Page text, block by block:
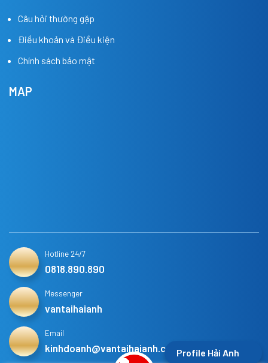
Profile Hải Anh
Câu hỏi thường gặp
Điều khoản và Điều kiện
Chính sách bảo mật
MAP
Hotline 24/7
0818.890.890
Messenger
vantaihaianh
Email
kinhdoanh@vantaihaianh.com